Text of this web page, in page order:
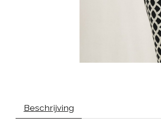
Beschrijving